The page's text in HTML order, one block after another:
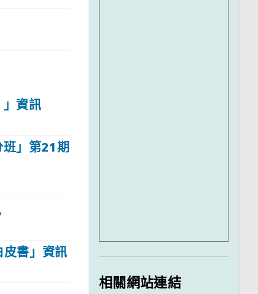
資訊
」第21期
書」資訊
相關網站連結